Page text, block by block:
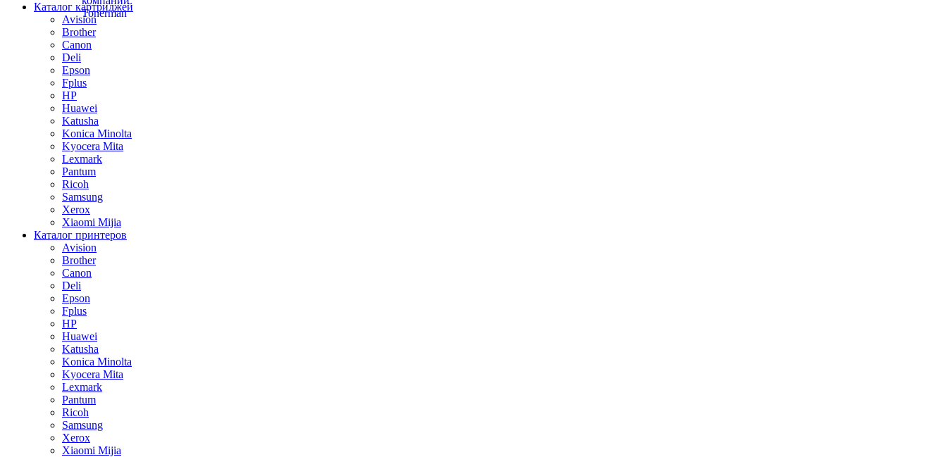
Каталог картриджей
Avision
Brother
Canon
Deli
Epson
Fplus
HP
Huawei
Katusha
Konica Minolta
Kyocera Mita
Lexmark
Pantum
Ricoh
Samsung
Xerox
Xiaomi Mijia
Каталог принтеров
Avision
Brother
Canon
Deli
Epson
Fplus
HP
Huawei
Katusha
Konica Minolta
Kyocera Mita
Lexmark
Pantum
Ricoh
Samsung
Xerox
Xiaomi Mijia